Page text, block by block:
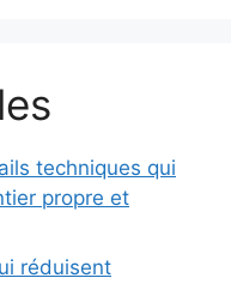
techniques qui
propre et
réduisent